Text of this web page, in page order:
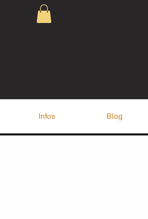
Infos Blog